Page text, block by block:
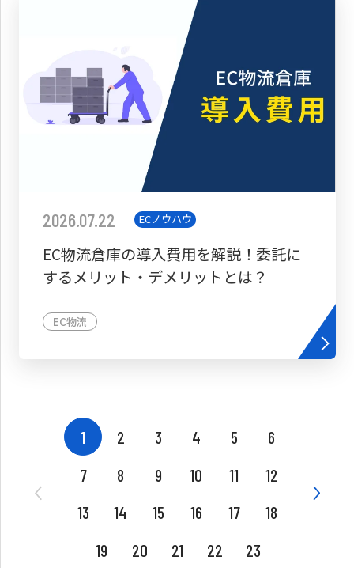
2026.07.22 ECノウハウ
EC物流倉庫の導入費用を解説！委託に
するメリット・デメリットとは？
EC物流
1 2 3 4 5
6
7
8 9 10 11
12
13
14 15 16 17
18
19
20 21 22 23